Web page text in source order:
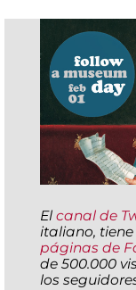
El canal de
italiano,
páginas de
de 500.000
los